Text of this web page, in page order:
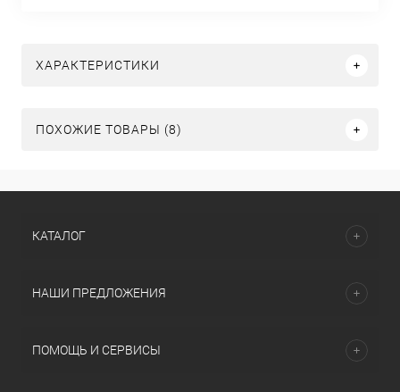
ХАРАКТЕРИСТИКИ
ПОХОЖИЕ ТОВАРЫ (8)
КАТАЛОГ
НАШИ ПРЕДЛОЖЕНИЯ
ПОМОЩЬ И СЕРВИСЫ